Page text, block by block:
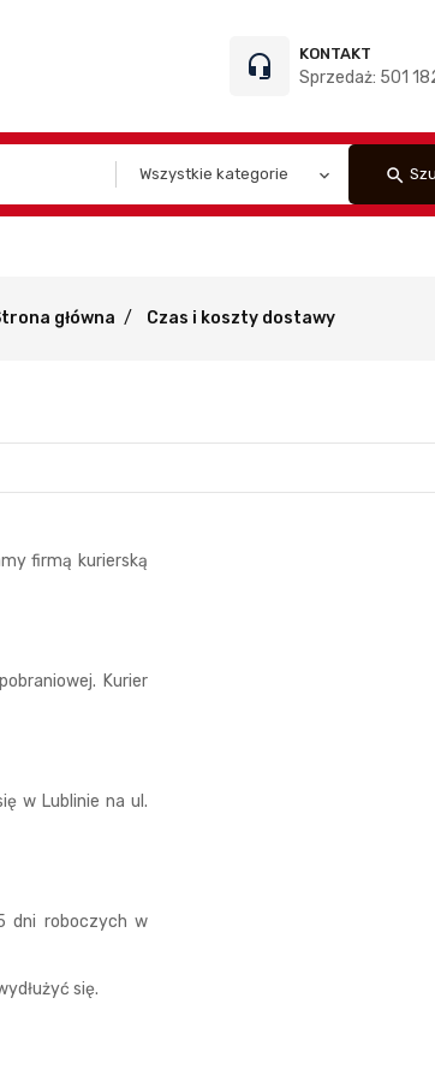
headset_mic KONTAKT
Sprzedaż: 501
search
główna Czas i koszty dostawy
firmą kurierską
Kurier
w Lublinie na ul.
dni roboczych w
się.